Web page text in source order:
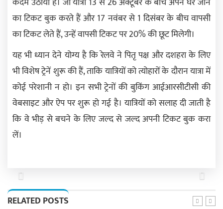
का टिकट बुक करते हैं और 17 नवंबर से 1 दिसंबर के बीच वापसी
का टिकट लेते हैं, उन्हें वापसी टिकट पर 20% की छूट मिलेगी।
यह भी ध्यान देने योग्य है कि रेलवे ने पितृ पक्ष और दशहरा के लिए
भी विशेष ट्रेनें शुरू की हैं, ताकि यात्रियों को त्योहारों के दौरान यात्रा में
कोई परेशानी न हो। इन सभी ट्रेनों की बुकिंग आईआरसीटीसी की
वेबसाइट और ऐप पर शुरू हो गई है। यात्रियों को सलाह दी जाती है
कि वे भीड़ से बचने के लिए जल्द से जल्द अपनी टिकट बुक करा
लें।
Previous Next
RELATED POSTS